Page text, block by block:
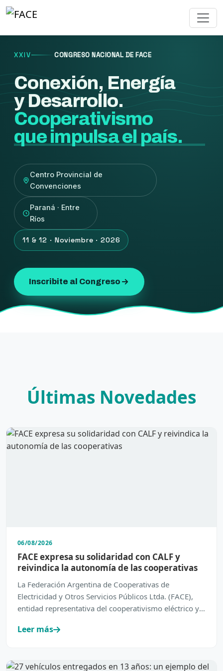
XXIV CONGRESO NACIONAL DE FACE
Conexión, Energía
y Desarrollo.
Cooperativismo
que impulsa el país.
Centro Provincial de
Convenciones
Paraná · Entre
Ríos
11 & 12 · Noviembre · 2026
Inscribite al Congreso
Últimas Novedades
06/08/2026
FACE expresa su solidaridad con CALF y
reivindica la autonomía de las cooperativas
La Federación Argentina de Cooperativas de
Electricidad y Otros Servicios Públicos Ltda. (FACE),
entidad representativa del cooperativismo eléctrico y
Leer más